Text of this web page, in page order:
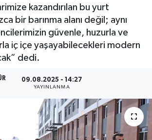
kazandırılan bu yurt
bir barınma alanı değil; aynı
güvenle, huzurla ve
iç içe yaşayabilecekleri modern
dedi.
09.08.2025 - 14:27
YAYINLANMA
- Sanat - Turizm